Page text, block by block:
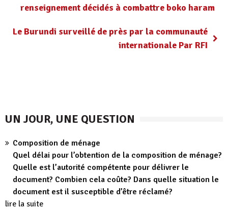
renseignement décidés à combattre boko haram
Le Burundi surveillé de près par la communauté
internationale Par RFI
UN JOUR, UNE QUESTION
Composition de ménage
Quel délai pour l’obtention de la composition de ménage?
Quelle est l’autorité compétente pour délivrer le
document? Combien cela coûte? Dans quelle situation le
document est il susceptible d’être réclamé?
lire la suite